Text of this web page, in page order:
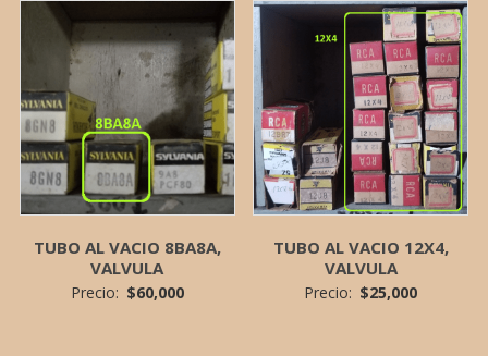
TUBO AL VACIO 8BA8A,
VALVULA
Precio: $60,000
TUBO AL VACIO 12X4,
VALVULA
Precio: $25,000